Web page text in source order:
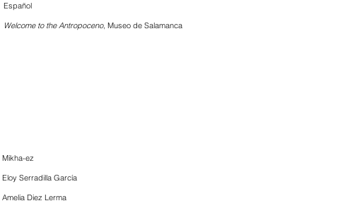
Español
Welcome to the Antropoceno, Museo de Salamanca
Mikha-ez
Eloy Serradilla García
Amelia Diez Lerma